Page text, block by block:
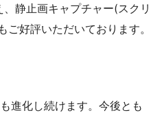
静止画キャプチャー(スク
好評いただいております。
進化し続けます。今後とも